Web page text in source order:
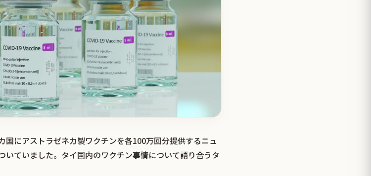
国にアストラゼネカ製ワクチンを各100万回分提供するニュ
ていました。タイ国内のワクチン事情について語り合うタ